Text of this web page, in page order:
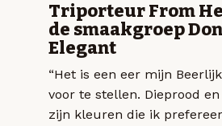
Triporteur From
de smaakgroep
Elegant
“Het is een eer mijn
voor te stellen. Dieprood
zijn kleuren die ik